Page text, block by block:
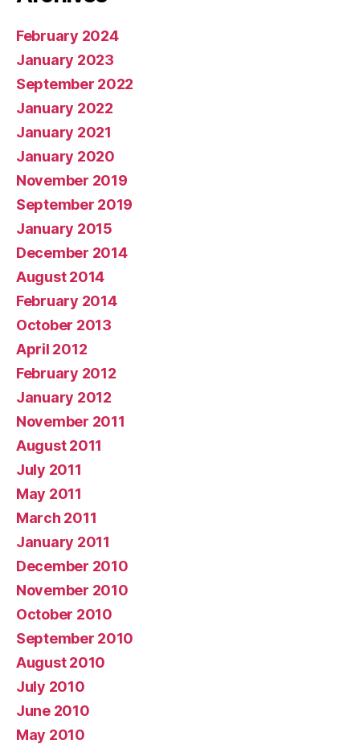
February 2024
January 2023
September 2022
January 2022
January 2021
January 2020
November 2019
September 2019
January 2015
December 2014
August 2014
February 2014
October 2013
April 2012
February 2012
January 2012
November 2011
August 2011
July 2011
May 2011
March 2011
January 2011
December 2010
November 2010
October 2010
September 2010
August 2010
July 2010
June 2010
May 2010